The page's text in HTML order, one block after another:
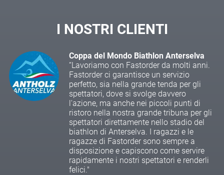
I NOSTRI CLIENTI
Coppa del Mondo Biathlon Anterselva
“Lavoriamo con Fastorder da molti anni.
Fastorder ci garantisce un servizio
perfetto, sia nella grande tenda per gli
spettatori, dove si svolge davvero
l'azione, ma anche nei piccoli punti di
ristoro nella nostra grande tribuna per gli
spettatori direttamente nello stadio del
biathlon di Anterselva. I ragazzi e le
ragazze di Fastorder sono sempre a
disposizione e capiscono come servire
rapidamente i nostri spettatori e renderli
felici."